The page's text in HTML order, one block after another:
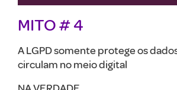
MITO# 4
A LGPD somente protege os
circulam no meio digital